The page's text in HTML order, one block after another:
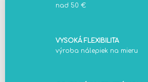
nad 50 €
VYSOKÁ FLEXIBILITA
výroba nálepiek na mieru